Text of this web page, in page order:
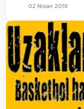
02 Nisan 2019